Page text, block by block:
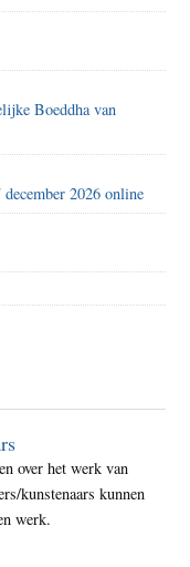
Boeddha van
2026 online
over het werk van
kunstenaars kunnen
werk.